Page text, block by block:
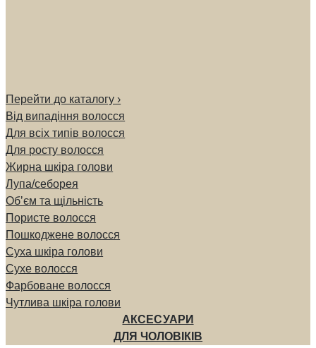
Перейти до каталогу ›
Від випадіння волосся
Для всіх типів волосся
Для росту волосся
Жирна шкіра голови
Лупа/себорея
Обʼєм та щільність
Пористе волосся
Пошкоджене волосся
Суха шкіра голови
Сухе волосся
Фарбоване волосся
Чутлива шкіра голови
АКСЕСУАРИ
ДЛЯ ЧОЛОВІКІВ